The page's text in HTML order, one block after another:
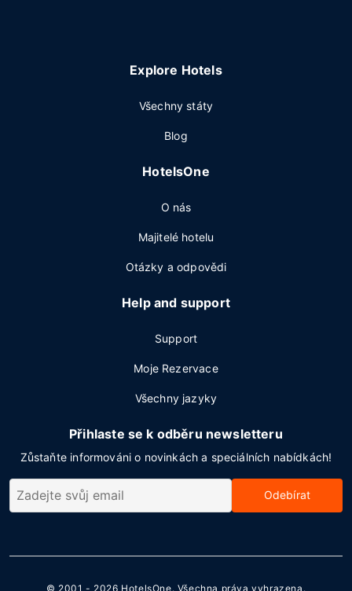
Explore Hotels
Všechny státy
Blog
HotelsOne
O nás
Majitelé hotelu
Otázky a odpovědi
Help and support
Support
Moje Rezervace
Všechny jazyky
Přihlaste se k odběru newsletteru
Zůstaňte informováni o novinkách a speciálních nabídkách!
Odebírat
© 2001 - 2026 HotelsOne. Všechna práva vyhrazena.